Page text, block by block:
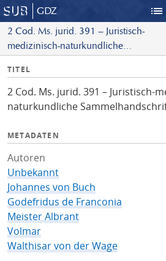
GDZ list
2 Cod. Ms. jurid. 391 – Juristisch-
medizinisch-naturkundliche
I
f
o
TITEL
2 Cod. Ms. jurid. 391 – Juristisch-
naturkundliche
METADATEN
Autoren
Unbekannt
Johannes von Buch
Godefridus de Franconia
Meister Albrant
Volmar
Walthisar von der Wage